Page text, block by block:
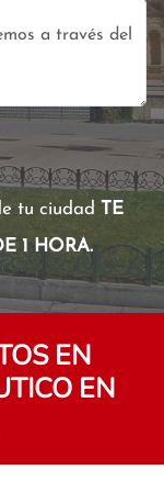
tu ciudad TE
1 HORA.
EN
EN